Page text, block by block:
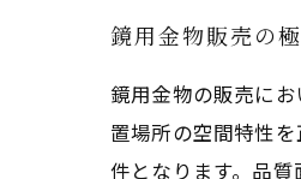
鏡用金物販売の
鏡用金物の販売に
置場所の空間特性
件となります。品